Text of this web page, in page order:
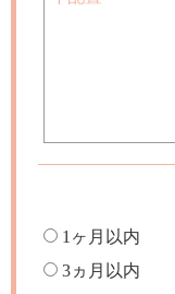
1ヶ月以内
3ヵ月以内